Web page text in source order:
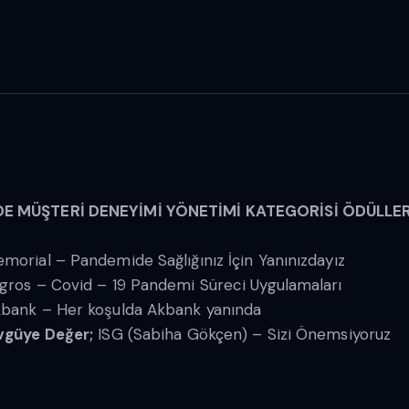
MÜŞTERİ DENEYİMİ YÖNETİMİ KATEGORİSİ
– Pandemide Sağlığınız İçin Yanınızdayız
– Covid – 19 Pandemi Süreci Uygulamaları
– Her koşulda Akbank yanında
Değer; ISG (Sabiha Gökçen) – Sizi Önemsiyoruz